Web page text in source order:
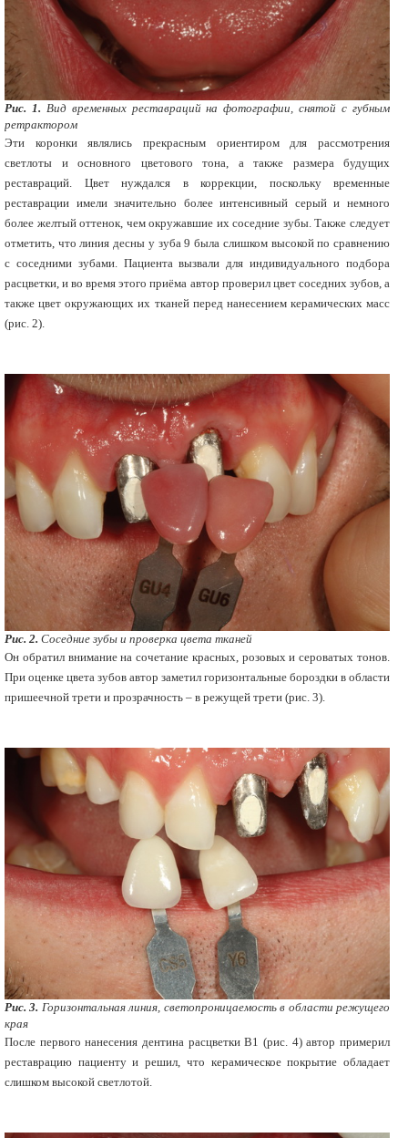
Рис. 1. Вид временных реставраций на фотографии, снятой с губным
ретрактором
Эти коронки являлись прекрасным ориентиром для рассмотрения
светлоты и основного цветового тона, а также размера будущих
реставраций. Цвет нуждался в коррекции, поскольку временные
реставрации имели значительно более интенсивный серый и немного
более желтый оттенок, чем окружавшие их соседние зубы. Также следует
отметить, что линия десны у зуба 9 была слишком высокой по сравнению
с соседними зубами. Пациента вызвали для индивидуального подбора
расцветки, и во время этого приёма автор проверил цвет соседних зубов, а
также цвет окружающих их тканей перед нанесением керамических масс
(рис. 2).
Рис. 2. Соседние зубы и проверка цвета тканей
Он обратил внимание на сочетание красных, розовых и сероватых тонов.
При оценке цвета зубов автор заметил горизонтальные бороздки в области
пришеечной трети и прозрачность – в режущей трети (рис. 3).
Рис. 3. Горизонтальная линия, светопроницаемость в области режущего
края
После первого нанесения дентина расцветки В1 (рис. 4) автор примерил
реставрацию пациенту и решил, что керамическое покрытие обладает
слишком высокой светлотой.